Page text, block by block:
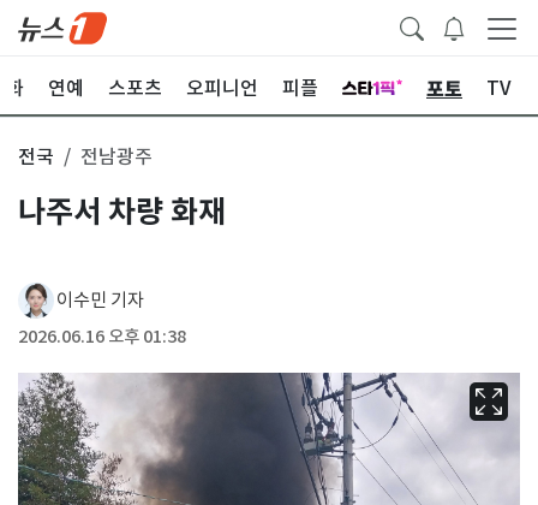
화 연예 스포츠 오피니언 피플 포토 TV
전국 전남광주
나주서 차량 화재
이수민 기자
2026.06.16 오후 01:38